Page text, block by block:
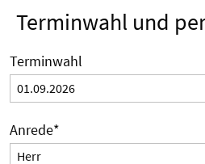
Terminwahl und
Terminwahl
Anrede*